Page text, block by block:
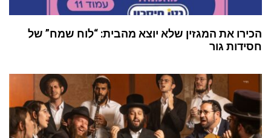
הכירו את המגזין שלא יוצא מהבית: “לוח שמח” של
חסידות גור